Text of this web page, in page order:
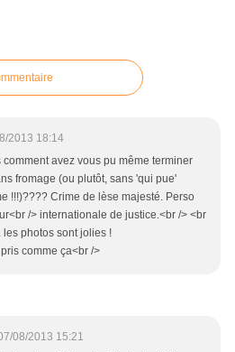
2013 18:14
comment avez vous pu même terminer
fromage (ou plutôt, sans 'qui pue'
!!!)???? Crime de lèse majesté. Perso
/> internationale de justice.<br /> <br
les photos sont jolies !
comme ça<br />
08/2013 15:21